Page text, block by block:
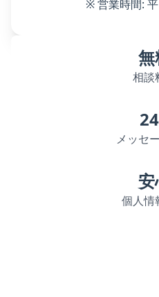
※ 営業時間:
相談
メッセ
個人情